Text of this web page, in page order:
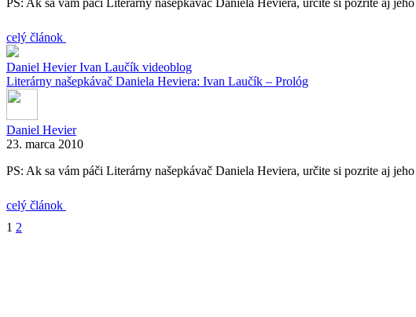
PS: Ak sa vám páči Literárny našepkávač Daniela Heviera, určite si pozrite aj
celý článok
Daniel HevierIvan Laučík videoblog
Literárny našepkávač Daniela Heviera: Ivan Laučík – Prológ
Daniel Hevier
23. marca 2010
PS: Ak sa vám páči Literárny našepkávač Daniela Heviera, určite si pozrite aj
celý článok
1 2